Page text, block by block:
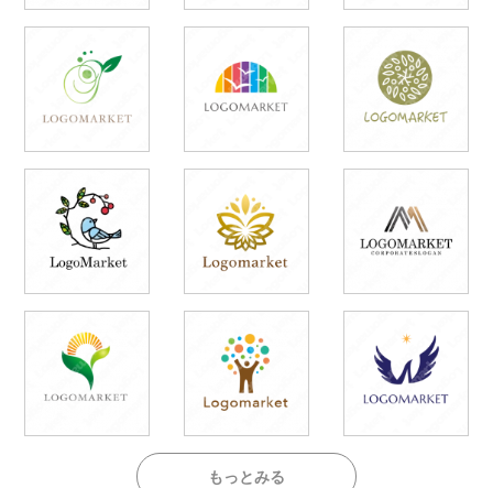
もっとみる